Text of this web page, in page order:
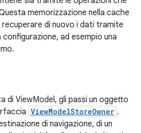
memorizzazione nella cache
recuperare di nuovo i dati tramite
ad esempio una
di ViewModel, gli passi un oggetto
ViewModelStoreOwner .
di navigazione, di un